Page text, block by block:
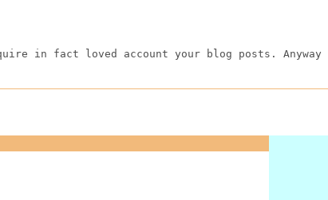
in fact loved account your blog posts.